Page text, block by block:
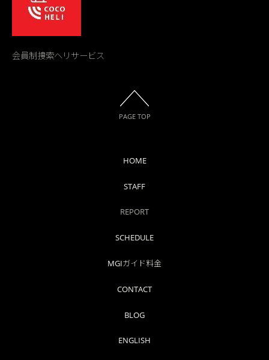
会員制捜索ヘリサービス
PAGE TOP
HOME
STAFF
REPORT
SCHEDULE
MGIガイド料金
CONTACT
BLOG
ENGLISH